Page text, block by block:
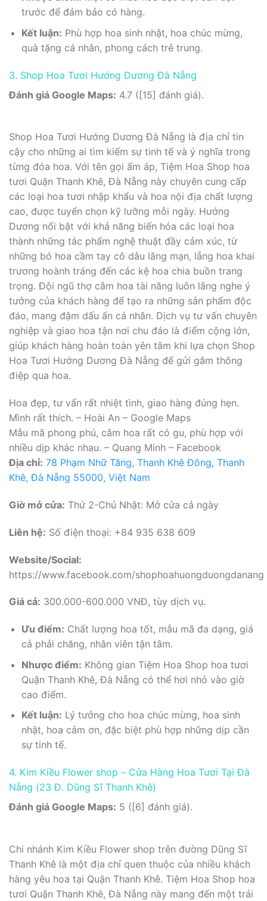
trước để đảm bảo có hàng.
Kết luận: Phù hợp hoa sinh nhật, hoa chúc mừng,
quà tặng cá nhân, phong cách trẻ trung.
3. Shop Hoa Tươi Hướng Dương Đà Nẵng
Đánh giá Google Maps: 4.7 ([15] đánh giá).
Shop Hoa Tươi Hướng Dương Đà Nẵng là địa chỉ tin
cậy cho những ai tìm kiếm sự tinh tế và ý nghĩa trong
từng đóa hoa. Với tên gọi ấm áp, Tiệm Hoa Shop hoa
tươi Quận Thanh Khê, Đà Nẵng này chuyên cung cấp
các loại hoa tươi nhập khẩu và hoa nội địa chất lượng
cao, được tuyển chọn kỹ lưỡng mỗi ngày. Hướng
Dương nổi bật với khả năng biến hóa các loại hoa
thành những tác phẩm nghệ thuật đầy cảm xúc, từ
những bó hoa cầm tay cô dâu lãng mạn, lẵng hoa khai
trương hoành tráng đến các kệ hoa chia buồn trang
trọng. Đội ngũ thợ cắm hoa tài năng luôn lắng nghe ý
tưởng của khách hàng để tạo ra những sản phẩm độc
đáo, mang đậm dấu ấn cá nhân. Dịch vụ tư vấn chuyên
nghiệp và giao hoa tận nơi chu đáo là điểm cộng lớn,
giúp khách hàng hoàn toàn yên tâm khi lựa chọn Shop
Hoa Tươi Hướng Dương Đà Nẵng để gửi gắm thông
điệp qua hoa.
Hoa đẹp, tư vấn rất nhiệt tình, giao hàng đúng hẹn.
Mình rất thích. – Hoài An – Google Maps
Mẫu mã phong phú, cắm hoa rất có gu, phù hợp với
nhiều dịp khác nhau. – Quang Minh – Facebook
Địa chỉ: 78 Phạm Nhữ Tăng, Thanh Khê Đông, Thanh
Khê, Đà Nẵng 55000, Việt Nam
Giờ mở cửa: Thứ 2-Chủ Nhật: Mở cửa cả ngày
Liên hệ: Số điện thoại: +84 935 638 609
Website/Social:
https://www.facebook.com/shophoahuongduongdanang
Giá cả: 300.000-600.000 VNĐ, tùy dịch vụ.
Ưu điểm: Chất lượng hoa tốt, mẫu mã đa dạng, giá
cả phải chăng, nhân viên tận tâm.
Nhược điểm: Không gian Tiệm Hoa Shop hoa tươi
Quận Thanh Khê, Đà Nẵng có thể hơi nhỏ vào giờ
cao điểm.
Kết luận: Lý tưởng cho hoa chúc mừng, hoa sinh
nhật, hoa cảm ơn, đặc biệt phù hợp những dịp cần
sự tinh tế.
4. Kim Kiều Flower shop – Cửa Hàng Hoa Tươi Tại Đà
Nẵng (23 Đ. Dũng Sĩ Thanh Khê)
Đánh giá Google Maps: 5 ([6] đánh giá).
Chi nhánh Kim Kiều Flower shop trên đường Dũng Sĩ
Thanh Khê là một địa chỉ quen thuộc của nhiều khách
hàng yêu hoa tại Quận Thanh Khê. Tiệm Hoa Shop hoa
tươi Quận Thanh Khê, Đà Nẵng này mang đến một trải